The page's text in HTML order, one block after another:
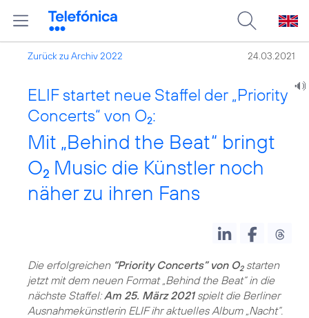
Zurück zu Archiv 2022 24.03.2021
ELIF startet neue Staffel der „Priority
Concerts“ von O2:
Mit „Behind the Beat“ bringt
O2 Music die Künstler noch
näher zu ihren Fans
Die erfolgreichen “Priority Concerts” von O2starten
jetzt mit dem neuen Format „Behind the Beat“ in die
nächste Staffel:Am 25. März 2021spielt die Berliner
Ausnahmekünstlerin ELIF ihr aktuelles Album „Nacht“.